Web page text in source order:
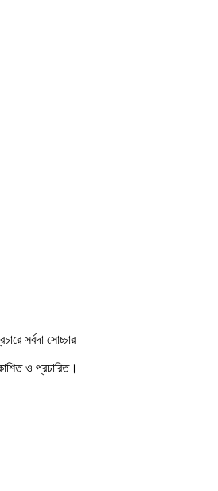
সর্বদা সোচ্চার
ও প্রচারিত।